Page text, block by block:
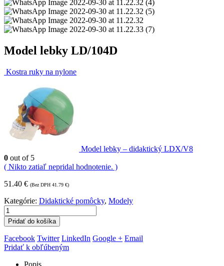
Model lebky LD/104D
Kostra ruky na nylone
Model lebky – didaktický LDX/V8
0 out of 5
( Nikto zatiaľ nepridal hodnotenie. )
51.40 € (Bez DPH 41.79 €)
Kategórie: Didaktické pomôcky, Modely
Pridať do košíka
Facebook Twitter LinkedIn Google + Email
Pridať k obľúbeným
Popis